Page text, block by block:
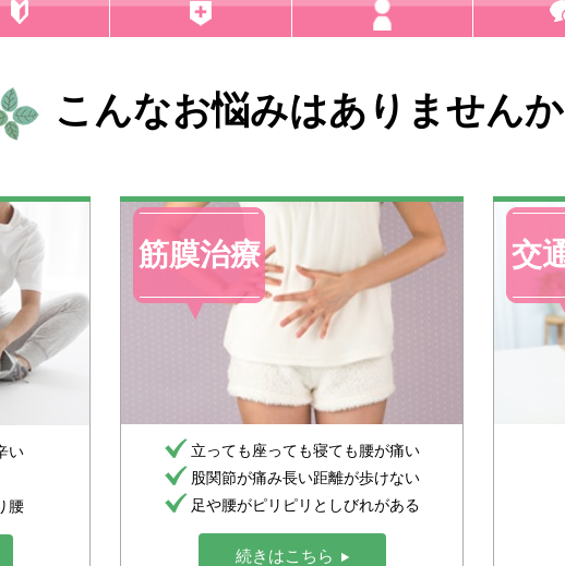
こんなお悩みはありませんか
い
腰
筋膜治療
立っても座っても寝ても腰が痛い
股関節が痛み長い距離が歩けない
足や腰がピリピリとしびれがある
続きはこちら
交